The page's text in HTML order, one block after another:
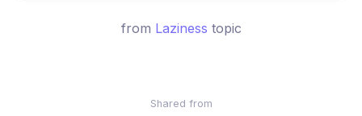
from Laziness topic
Shared from